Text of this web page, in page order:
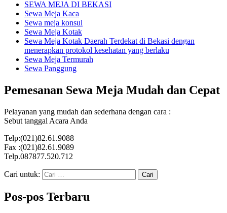
SEWA MEJA DI BEKASI
Sewa Meja Kaca
Sewa meja konsul
Sewa Meja Kotak
Sewa Meja Kotak Daerah Terdekat di Bekasi dengan
menerapkan protokol kesehatan yang berlaku
Sewa Meja Termurah
Sewa Panggung
Pemesanan Sewa Meja Mudah dan Cepat
Pelayanan yang mudah dan sederhana dengan cara :
Sebut tanggal Acara Anda
Telp:(021)82.61.9088
Fax :(021)82.61.9089
Telp.087877.520.712
Cari untuk:
Pos-pos Terbaru